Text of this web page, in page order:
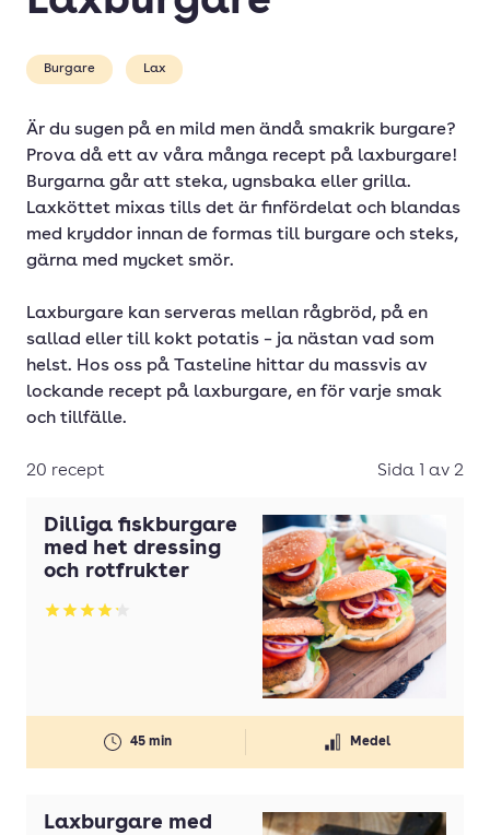
Burgare Lax
Är du sugen på en mild men ändå smakrik burgare?
Prova då ett av våra många recept på laxburgare!
Burgarna går att steka, ugnsbaka eller grilla.
Laxköttet mixas tills det är finfördelat och blandas
med kryddor innan de formas till burgare och steks,
gärna med mycket smör.
Laxburgare kan serveras mellan rågbröd, på en
sallad eller till kokt potatis – ja nästan vad som
helst. Hos oss på Tasteline hittar du massvis av
lockande recept på laxburgare, en för varje smak
och tillfälle.
20 recept Sida 1 av 2
Dilliga fiskburgare
med het dressing
och rotfrukter
Betyg: 4.2 av 5
45 min Medel
Laxburgare med